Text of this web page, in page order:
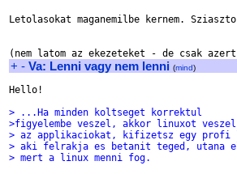
Letolasokat maganemilbe kernem.
+ - Va: Lenni vagy nem lenni (mind)
Hello!
> ...Ha minden koltseget korrektul
>figyelembe veszel, akkor linuxot veszel,
> az applikaciokat, kifizetsz egy profi
> aki felrakja es betanit teged, utana
> mert a linux menni fog.